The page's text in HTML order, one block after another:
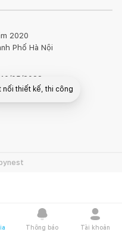
Thông báo Tài khoản
2020
Phố Hà Nội
05/2022
nối thiết kế, thi công